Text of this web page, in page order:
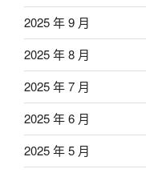
2025 年 9 月
2025 年 8 月
2025 年 7 月
2025 年 6 月
2025 年 5 月